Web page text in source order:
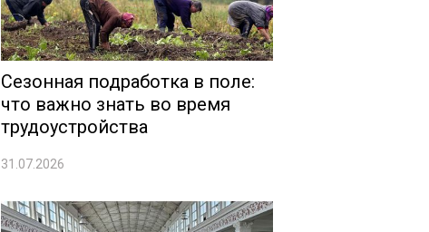
Сезонная подработка в поле:
что важно знать во время
трудоустройства
31.07.2026